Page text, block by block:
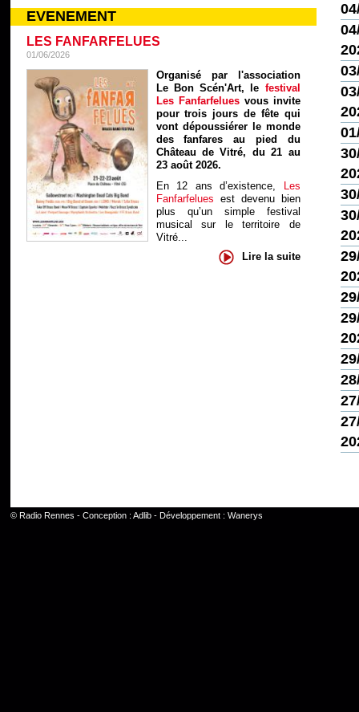
EVENEMENT
LES FANFARFELUES
01/06/2026
Organisé par l'association
Le Bon Scén'Art, le festival
Les Fanfarfelues vous invite
pour trois jours de fête qui
vont dépoussiérer le monde
des fanfares au pied du
Château de Vitré, du 21 au
23 août 2026.
En 12 ans d’existence, Les
Fanfarfelues est devenu bien
plus qu’un simple festival
musical sur le territoire de
Vitré...
Lire la suite
© Radio Rennes - Conception : Adlib- Développement : Wanerys